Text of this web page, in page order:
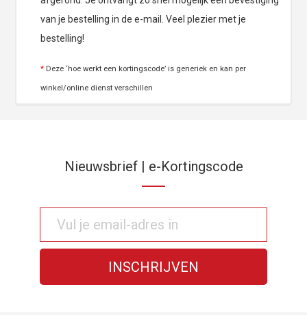
van je bestelling in de e-mail. Veel plezier met je
bestelling!
* Deze ‘hoe werkt een kortingscode’ is generiek en kan per
winkel/online dienst verschillen
Nieuwsbrief | e-Kortingscode